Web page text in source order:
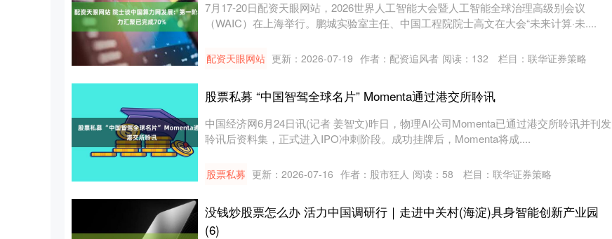
7月17-20日配资天眼网站，2026世界人工智能大会暨人工智能全球治理高级别会议
（WAIC）在上海举行。鹏城实验室主任、中国工程院院士高文在大会“未来计算·未....
配资天眼网站 更新：2026-07-19 作者：配资追风者 阅读： 132 栏目： 联华证券策略
股票私募 “中国智驾全球名片” Momenta通过港交所聆讯
中国经济网6月24日讯(记者 姜智文)昨日，物理AI公司Momenta已通过港交所聆讯并刊发
聆讯后资料集，正式进入IPO冲刺阶段。成功挂牌后，Momenta将成....
股票私募 更新：2026-07-16 作者：股市狂人 阅读： 58 栏目： 联华证券策略
没钱炒股票怎么办 活力中国调研行｜走进中关村(海淀)具身智能创新产业园
(6)